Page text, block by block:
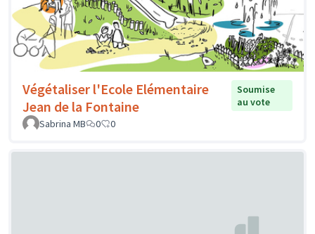
Végétaliser l'Ecole Elémentaire
Jean de la Fontaine
Soumise
au vote
Sabrina MB
0 0